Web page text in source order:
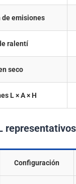
emisiones
ralentí
seco
L × A × H
Configuración